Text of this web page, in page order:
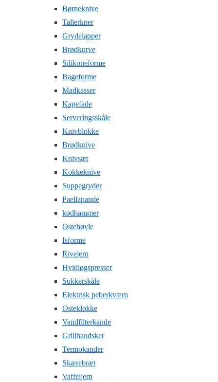
Børneknive
Tallerkner
Grydelapper
Brødkurve
Silikoneforme
Bageforme
Madkasser
Kagefade
Serveringsskåle
Knivblokke
Brødknive
Knivsæt
Kokkeknive
Suppegryder
Paellapande
kødhammer
Ostehøvle
Isforme
Rivejern
Hvidløgspresser
Sukkerskåle
Elektrisk peberkværn
Osteklokke
Vandfilterkande
Grillhandsker
Termokander
Skærebræt
Vaffeljern